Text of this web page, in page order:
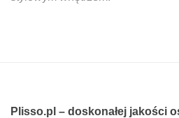
Plisso.pl – doskonałej jakości